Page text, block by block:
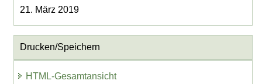
21. März 2019
Drucken/Speichern
HTML-Gesamtansicht